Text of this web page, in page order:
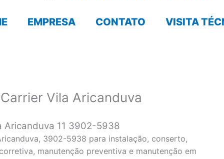
EMPRESA CONTATO VISITA
Vila Aricanduva
Aricanduva 11 3902-5938
3902-5938 para instalação, conserto,
manutenção preventiva e manutenção em